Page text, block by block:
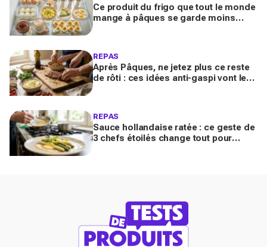
Ce produit du frigo que tout le monde
mange à pâques se garde moins
REPAS
Après Pâques, ne jetez plus ce reste
de rôti : ces idées anti-gaspi vont le
REPAS
Sauce hollandaise ratée : ce geste de
3 chefs étoilés change tout pour